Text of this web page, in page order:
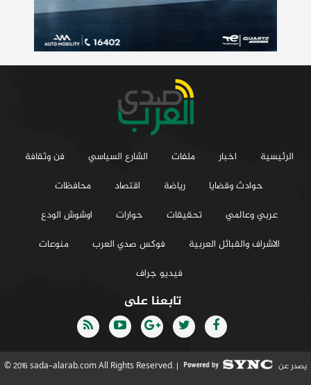
الرئيسية اخبار ملفات الشارع السياسي
فن وثقافة
حوادث وقضايا
رياضة اقتصاد
محافظات
عربي وعالمي
تحقيقات حوارات
اوشوش الودع
الاشراف والقبائل العربية
فوكس صدي العرب
منوعات
فيديو جراف
تابعنا على
© 2016 sada-alarab.com All Rights Reserved. | يصدر عن